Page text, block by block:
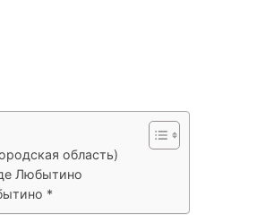
область)
Любытино
*